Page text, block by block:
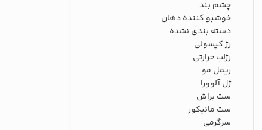
چشم بند
خوشبو کننده دهان
دسته بندی نشده
رژ کپسولی
رژلب حرارتی
ریمل مو
ژل آلوورا
ست براش
ست مانیکور
سرگرمی